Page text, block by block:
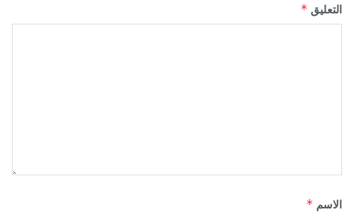
التعليق *
الاسم *